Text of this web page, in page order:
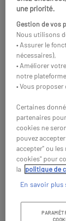
Acheter
Alcatel
téléphone
ATEX
Batterie pour
HT
une priorité.
Gestion de vos
Nous utilisons
• Assurer le
nécessaires),
• Améliorer
notre
• Vous
Certaines
partenaires
cookies ne
pouvez
accepter" ou
cookies" pour
la politique de
En savoir